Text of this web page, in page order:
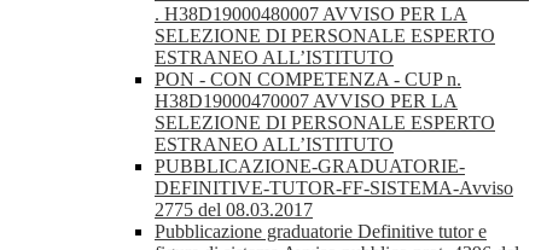
. H38D19000480007 AVVISO PER LA
SELEZIONE DI PERSONALE ESPERTO
ESTRANEO ALL’ISTITUTO
PON - CON COMPETENZA - CUP n.
H38D19000470007 AVVISO PER LA
SELEZIONE DI PERSONALE ESPERTO
ESTRANEO ALL’ISTITUTO
PUBBLICAZIONE-GRADUATORIE-
DEFINITIVE-TUTOR-FF-SISTEMA-Avviso
2775 del 08.03.2017
Pubblicazione graduatorie Definitive tutor e